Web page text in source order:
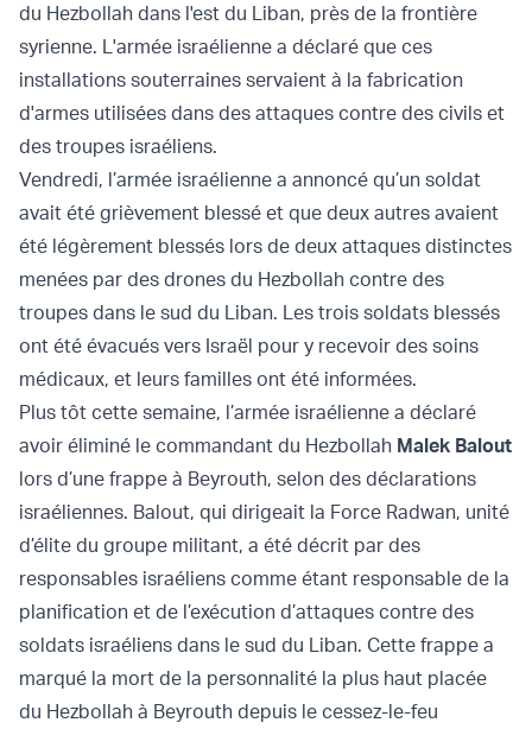
du Hezbollah dans l'est du Liban, près de la frontière
syrienne. L'armée israélienne a déclaré que ces
installations souterraines servaient à la fabrication
d'armes utilisées dans des attaques contre des civils et
des troupes israéliens.
Vendredi, l’armée israélienne a annoncé qu’un soldat
avait été grièvement blessé et que deux autres avaient
été légèrement blessés lors de deux attaques distinctes
menées par des drones du Hezbollah contre des
troupes dans le sud du Liban. Les trois soldats blessés
ont été évacués vers Israël pour y recevoir des soins
médicaux, et leurs familles ont été informées.
Plus tôt cette semaine, l’armée israélienne a déclaré
avoir éliminé le commandant du Hezbollah Malek Balout
lors d’une frappe à Beyrouth, selon des déclarations
israéliennes. Balout, qui dirigeait la Force Radwan, unité
d’élite du groupe militant, a été décrit par des
responsables israéliens comme étant responsable de la
planification et de l’exécution d’attaques contre des
soldats israéliens dans le sud du Liban. Cette frappe a
marqué la mort de la personnalité la plus haut placée
du Hezbollah à Beyrouth depuis le cessez-le-feu